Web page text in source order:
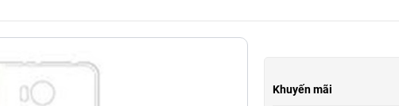
Khuyến mãi